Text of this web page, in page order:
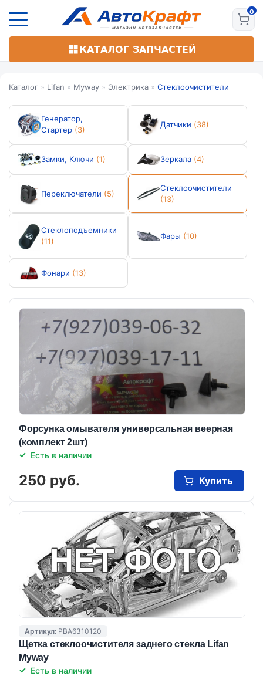
основному
КАТАЛОГ ЗАПЧАСТЕЙ
Каталог » Lifan » Myway » Электрика » Стеклоочистители
Генератор,
Стартер (3)
Датчики (38)
Замки, Ключи (1) Зеркала (4)
Переключатели (5)
Стеклоочистители
(13)
Стеклоподъемники
(11)
Фары (10)
Фонари (13)
Форсунка омывателя универсальная веерная
(комплект 2шт)
Есть в наличии
250 руб. Купить
Артикул: PBA6310120
Щетка стеклоочистителя заднего стекла Lifan
Myway
Есть в наличии